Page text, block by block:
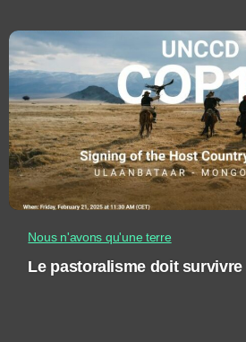
Nous n'avons qu'une terre
Le pastoralisme doit survivre